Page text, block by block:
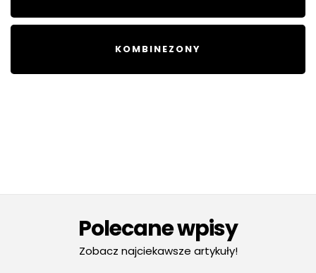
KOMBINEZONY
Polecane wpisy
Zobacz najciekawsze artykuły!